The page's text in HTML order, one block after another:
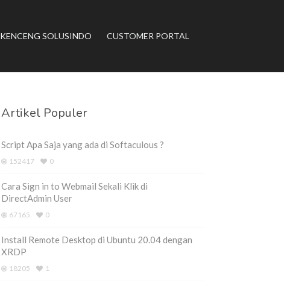
KENCENG SOLUSINDO CUSTOMER PORTAL
Artikel Populer
Script Apa Saja yang ada di Softaculous ?
152417 0
Cara Sign in to Webmail Sekali Klik di
DirectAdmin User
67165 0
Install Remote Desktop di Ubuntu 20.04 dengan
XRDP
18205 1